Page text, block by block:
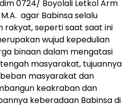
0724/ Boyolali Letkol Arm
agar Babinsa selalu
rakyat, seperti saat saat ini
wujud kepedulian
binaan dalam mengatasi
masyarakat, tujuannya
masyarakat dan
keakraban dan
keberadaan Babinsa di